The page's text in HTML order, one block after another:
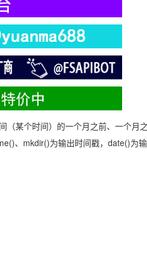
某个时间）的一个月之前、一个月之
、mkdir()为输出时间戳，date()为输